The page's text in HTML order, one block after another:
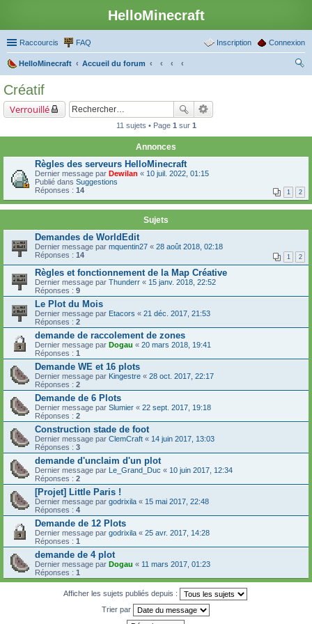
HelloMinecraft
Raccourcis FAQ Connexion
Inscription
HelloMinecraft
Accueil du forum
Créatif
Verrouillé
11 sujets • Page 1 sur 1
Annonces
Règles des serveurs HelloMinecraft
Dernier message par Dewilan « 10 juil. 2022, 01:15
Publié dans Suggestions
Réponses : 14 1 2
Sujets
Demandes de WorldEdit
Dernier message par mquentin27 « 28 août 2018, 02:18
Réponses : 14 1 2
Règles et fonctionnement de la Map Créative
Dernier message par Thunderr « 15 janv. 2018, 22:52
Réponses : 9
Le Plot du Mois
Dernier message par Etacors « 21 déc. 2017, 21:53
Réponses : 2
demande de raccolement de zones
Dernier message par Dogau « 20 mars 2018, 19:41
Réponses : 1
Demande WE et 16 plots
Dernier message par Kingestre « 28 oct. 2017, 22:17
Réponses : 2
Demande de 6 Plots
Dernier message par Slumier « 22 sept. 2017, 19:18
Réponses : 2
Construction stade de foot
Dernier message par ClemCraft « 14 juin 2017, 13:03
Réponses : 3
demande d'unclaim d'un plot
Dernier message par Le_Grand_Duc « 10 juin 2017, 12:34
Réponses : 2
[Projet] Little Paris !
Dernier message par godrixila « 15 mai 2017, 22:48
Réponses : 4
Demande de 12 Plots
Dernier message par godrixila « 25 avr. 2017, 14:28
Réponses : 1
demande de 4 plot
Dernier message par Dogau « 11 mars 2017, 01:23
Réponses : 1
Afficher les sujets publiés depuis :
Trier par